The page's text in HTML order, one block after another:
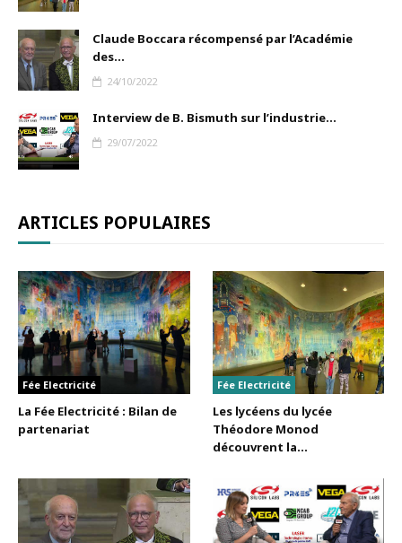
Claude Boccara récompensé par l’Académie
des...
24/10/2022
Interview de B. Bismuth sur l’industrie...
29/07/2022
ARTICLES POPULAIRES
Fée Electricité
La Fée Electricité : Bilan de
partenariat
Fée Electricité
Les lycéens du lycée
Théodore Monod
découvrent la...